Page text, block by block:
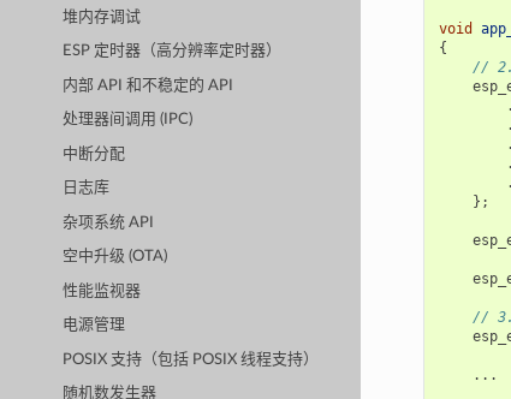
堆内存调试
ESP 定时器（高分辨率定时器）
内部 API 和不稳定的 API
处理器间调用 (IPC)
中断分配
日志库
杂项系统 API
空中升级 (OTA)
性能监视器
电源管理
POSIX 支持（包括 POSIX 线程支持）
随机数发生器
void
{
// 2.
.
.
.
.
.
};
// 3.
...